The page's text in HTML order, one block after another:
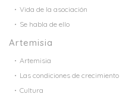
Vida de la asociación
Se habla de ello
Artemisia
Artemisia
Las condiciones de crecimiento
Cultura